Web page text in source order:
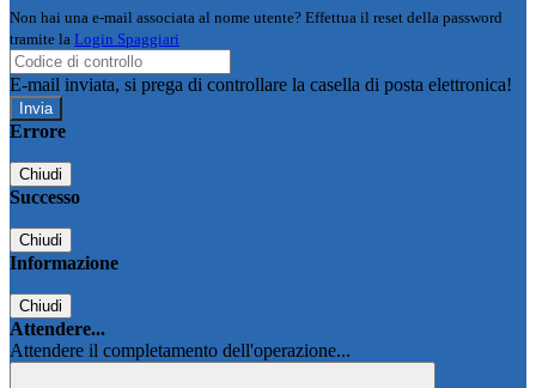
Non hai una e-mail associata al nome utente? Effettua il reset della password
tramite la Login Spaggiari
E-mail inviata, si prega di controllare la casella di posta elettronica!
Errore
Chiudi
Successo
Chiudi
Informazione
Chiudi
Attendere...
Attendere il completamento dell'operazione...